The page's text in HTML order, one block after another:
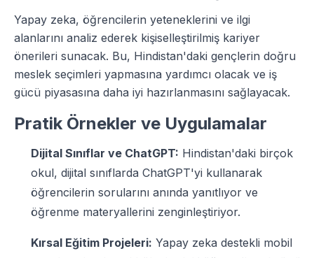
Yapay zeka, öğrencilerin yeteneklerini ve ilgi
alanlarını analiz ederek kişiselleştirilmiş kariyer
önerileri sunacak. Bu, Hindistan'daki gençlerin doğru
meslek seçimleri yapmasına yardımcı olacak ve iş
gücü piyasasına daha iyi hazırlanmasını sağlayacak.
Pratik Örnekler ve Uygulamalar
Dijital Sınıflar ve ChatGPT: Hindistan'daki birçok
okul, dijital sınıflarda ChatGPT'yi kullanarak
öğrencilerin sorularını anında yanıtlıyor ve
öğrenme materyallerini zenginleştiriyor.
Kırsal Eğitim Projeleri: Yapay zeka destekli mobil